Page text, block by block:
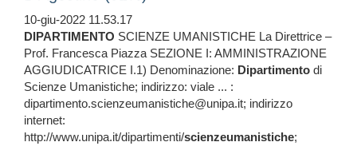
10-giu-2022 11.53.17
DIPARTIMENTO SCIENZE UMANISTICHE La Direttrice –
Prof. Francesca Piazza SEZIONE I: AMMINISTRAZIONE
AGGIUDICATRICE I.1) Denominazione: Dipartimento di
Scienze Umanistiche; indirizzo: viale ... :
dipartimento.scienzeumanistiche@unipa.it; indirizzo
internet:
http://www.unipa.it/dipartimenti/scienzeumanistiche;